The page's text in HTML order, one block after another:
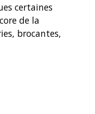
certaines
de la
brocantes,